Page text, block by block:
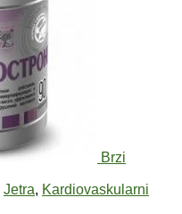
Brzi
Jetra, Kardiovaskularni